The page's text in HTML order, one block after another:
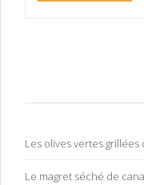
Les olives vertes grillées
Le magret séché de